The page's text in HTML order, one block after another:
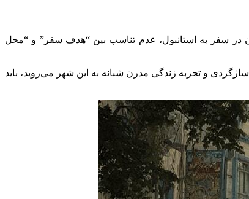
در سفر به استانبول، عدم تناسب بین “هدف سفر” و “محل
احمد” بهترین گزینه است. اما اگر (مانند ۸۰ درصد ایرانیان) برای خرید، پاساژگردی و تجربه زندگی مدرن شبانه به این شهر می‌روید، باید